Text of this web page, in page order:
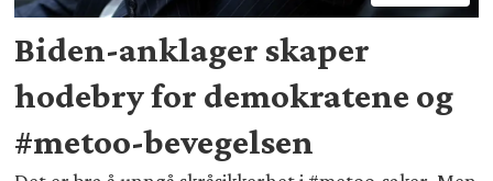
Biden-anklager skaper
hodebry for demokratene og
#metoo-bevegelsen